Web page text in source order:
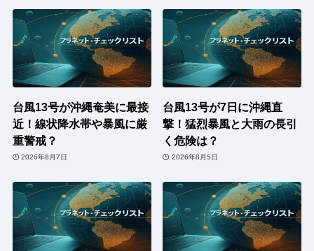
台風13号が沖縄奄美に最接
近！線状降水帯や暴風に厳
重警戒？
2026年8月7日
台風13号が7日に沖縄直
撃！猛烈暴風と大雨の長引
く危険は？
2026年8月5日